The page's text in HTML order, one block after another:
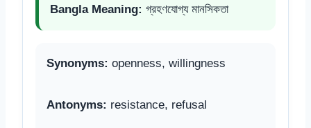
Bangla Meaning: গ্রহণযোগ্য মানসিকতা
Synonyms: openness, willingness
Antonyms: resistance, refusal